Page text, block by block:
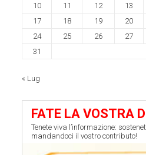
10
11 12 13
17
18 19 20
24
25 26 27
31
« Lug
FATE LA VOSTRA
Tenete viva l’informazione:
mandandoci il vostro contributo!